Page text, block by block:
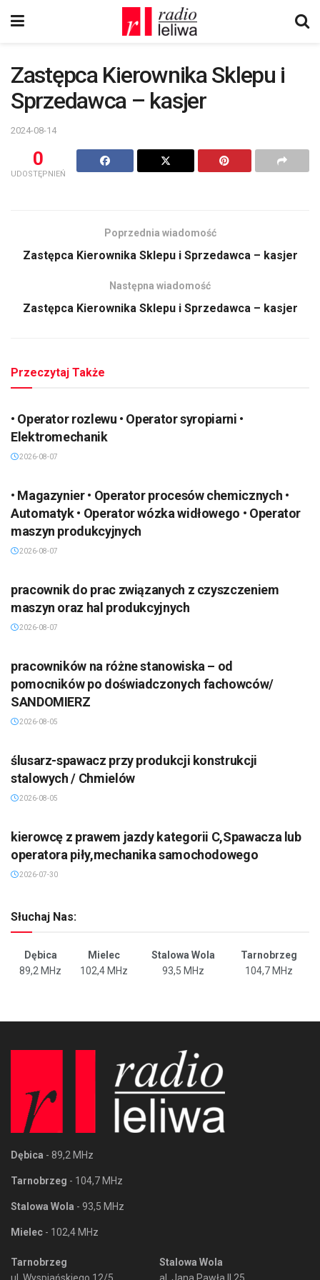
Zastępca Kierownika Sklepu i
Sprzedawca – kasjer
2024-08-14
0
UDOSTĘPNIEŃ
Poprzednia wiadomość
Zastępca Kierownika Sklepu i Sprzedawca – kasjer
Następna wiadomość
Zastępca Kierownika Sklepu i Sprzedawca – kasjer
Przeczytaj Także
• Operator rozlewu • Operator syropiarni •
Elektromechanik
2026-08-07
• Magazynier • Operator procesów chemicznych •
Automatyk • Operator wózka widłowego • Operator
maszyn produkcyjnych
2026-08-07
pracownik do prac związanych z czyszczeniem
maszyn oraz hal produkcyjnych
2026-08-07
pracowników na różne stanowiska – od
pomocników po doświadczonych fachowców/
SANDOMIERZ
2026-08-05
ślusarz-spawacz przy produkcji konstrukcji
stalowych / Chmielów
2026-08-05
kierowcę z prawem jazdy kategorii C,Spawacza lub
operatora piły,mechanika samochodowego
2026-07-30
Słuchaj Nas:
Dębica Mielec Stalowa Wola
Tarnobrzeg
89,2 MHz
102,4 MHz 93,5 MHz 104,7 MHz
Dębica - 89,2 MHz
Tarnobrzeg - 104,7 MHz
Stalowa Wola - 93,5 MHz
Mielec - 102,4 MHz
Tarnobrzeg
ul. Wyspiańskiego 12/5
Stalowa Wola
al. Jana Pawła II 25